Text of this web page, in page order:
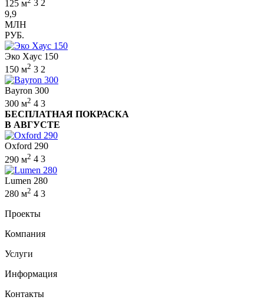
125 м
3 2
9,9
МЛН
РУБ.
Эко Хаус 150
150 м2 3 2
Bayron 300
300 м2 4 3
БЕСПЛАТНАЯ ПОКРАСКА
В АВГУСТЕ
Oxford 290
290 м2 4 3
Lumen 280
280 м2 4 3
Проекты
Компания
Услуги
Информация
Контакты